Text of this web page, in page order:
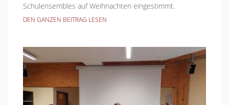
Schulensembles auf Weihnachten eingestimmt.
DEN GANZEN BEITRAG LESEN